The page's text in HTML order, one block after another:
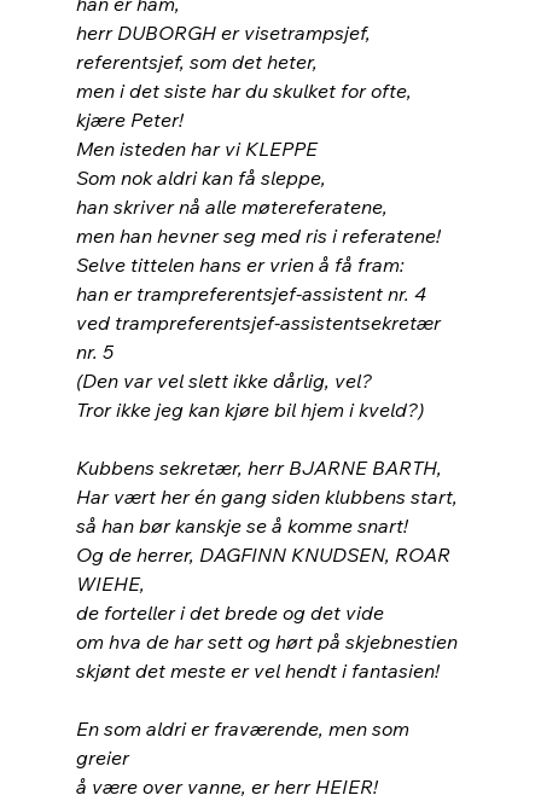
herr DUBORGH er visetrampsjef,
referentsjef, som det heter,
men i det siste har du skulket for ofte,
kjære Peter!
Men isteden har vi KLEPPE
Som nok aldri kan få sleppe,
han skriver nå alle møtereferatene,
men han hevner seg med ris i referatene!
Selve tittelen hans er vrien å få fram:
han er trampreferentsjef-assistent nr. 4
ved trampreferentsjef-assistentsekretær
nr. 5
(Den var vel slett ikke dårlig, vel?
Tror ikke jeg kan kjøre bil hjem i kveld?)
Kubbens sekretær, herr BJARNE BARTH,
Har vært her én gang siden klubbens start,
så han bør kanskje se å komme snart!
Og de herrer, DAGFINN KNUDSEN, ROAR
WIEHE,
de forteller i det brede og det vide
om hva de har sett og hørt på skjebnestien
skjønt det meste er vel hendt i fantasien!
En som aldri er fraværende, men som
greier
å være over vanne, er herr HEIER!